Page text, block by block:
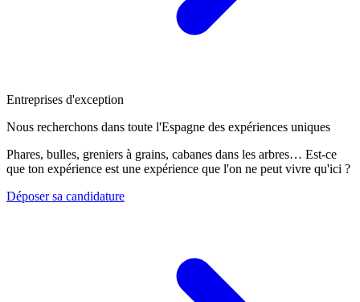
Entreprises d'exception
Nous recherchons dans toute l'Espagne des expériences uniques
Phares, bulles, greniers à grains, cabanes dans les arbres… Est-ce
que ton expérience est une expérience que l'on ne peut vivre qu'ici ?
Déposer sa candidature